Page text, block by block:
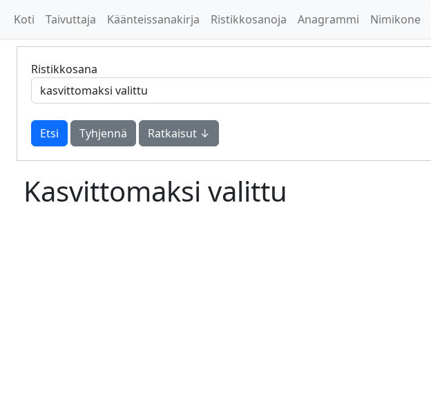
Koti Taivuttaja Käänteissanakirja Ristikkosanoja Anagrammi Nimikone
Ristikkosana
Tyhjennä Ratkaisut ↓
Kasvittomaksi valittu